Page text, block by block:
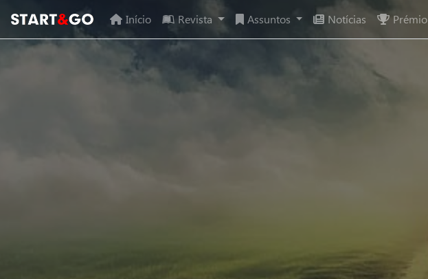
Início Revista Assuntos Notícias Prémio